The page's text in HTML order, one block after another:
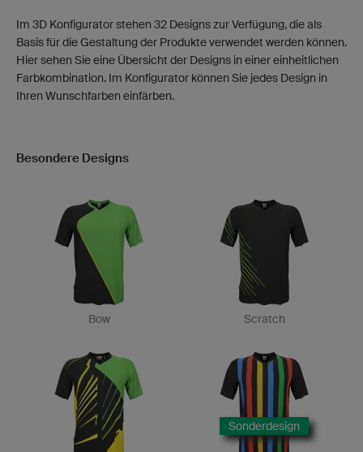
Im 3D Konfigurator stehen 32 Designs zur Verfügung, die als
Basis für die Gestaltung der Produkte verwendet werden können.
Hier sehen Sie eine Übersicht der Designs in einer einheitlichen
Farbkombination. Im Konfigurator können Sie jedes Design in
Ihren Wunschfarben einfärben.
Besondere Designs
Bow Scratch
Sonderdesign